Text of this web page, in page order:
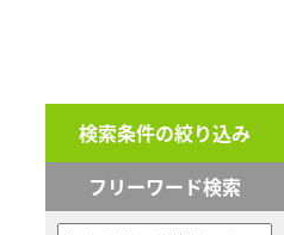
検索条件の絞り込み
フリーワード検索